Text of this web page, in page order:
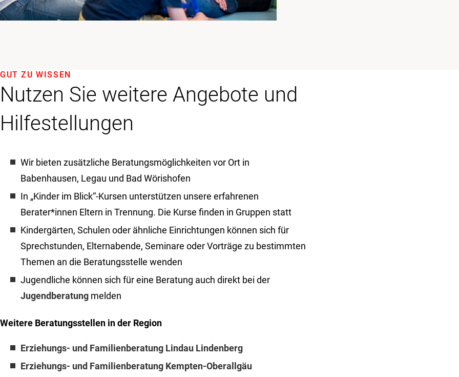
Nutzen Sie weitere Angebote und
Hilfestellungen
GUT ZU WISSEN
Wir bieten zusätzliche Beratungsmöglichkeiten vor Ort in
Babenhausen, Legau und Bad Wörishofen
In „Kinder im Blick“-Kursen unterstützen unsere erfahrenen
Berater*innen Eltern in Trennung. Die Kurse finden in Gruppen statt
Kindergärten, Schulen oder ähnliche Einrichtungen können sich für
Sprechstunden, Elternabende, Seminare oder Vorträge zu bestimmten
Themen an die Beratungsstelle wenden
Jugendliche können sich für eine Beratung auch direkt bei der
Jugendberatung melden
Weitere Beratungsstellen in der Region
Erziehungs- und Familienberatung Lindau Lindenberg
Erziehungs- und Familienberatung Kempten-Oberallgäu